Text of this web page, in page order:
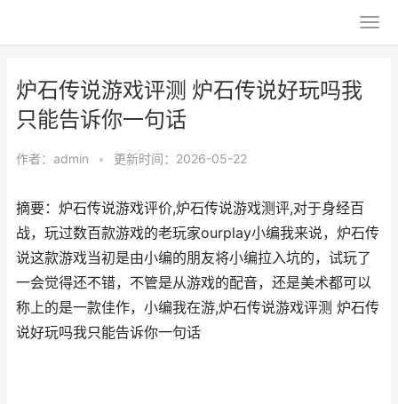
炉石传说游戏评测 炉石传说好玩吗我
只能告诉你一句话
作者： admin • 更新时间：2026-05-22
摘要：炉石传说游戏评价,炉石传说游戏测评,对于身经百
战，玩过数百款游戏的老玩家ourplay小编我来说，炉石传
说这款游戏当初是由小编的朋友将小编拉入坑的，试玩了
一会觉得还不错，不管是从游戏的配音，还是美术都可以
称上的是一款佳作，小编我在游,炉石传说游戏评测 炉石传
说好玩吗我只能告诉你一句话